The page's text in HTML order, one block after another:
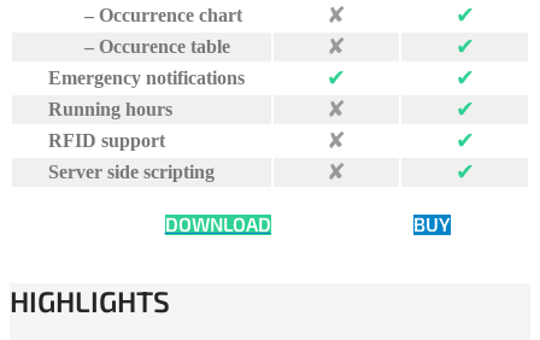
– Occurrence chart
✘ ✔︎
– Occurence table ✘ ✔︎
Emergency notifications ✔︎ ✔︎
Running hours ✘ ✔︎
RFID support ✘ ✔︎
Server side scripting ✘ ✔︎
DOWNLOAD BUY
HIGHLIGHTS